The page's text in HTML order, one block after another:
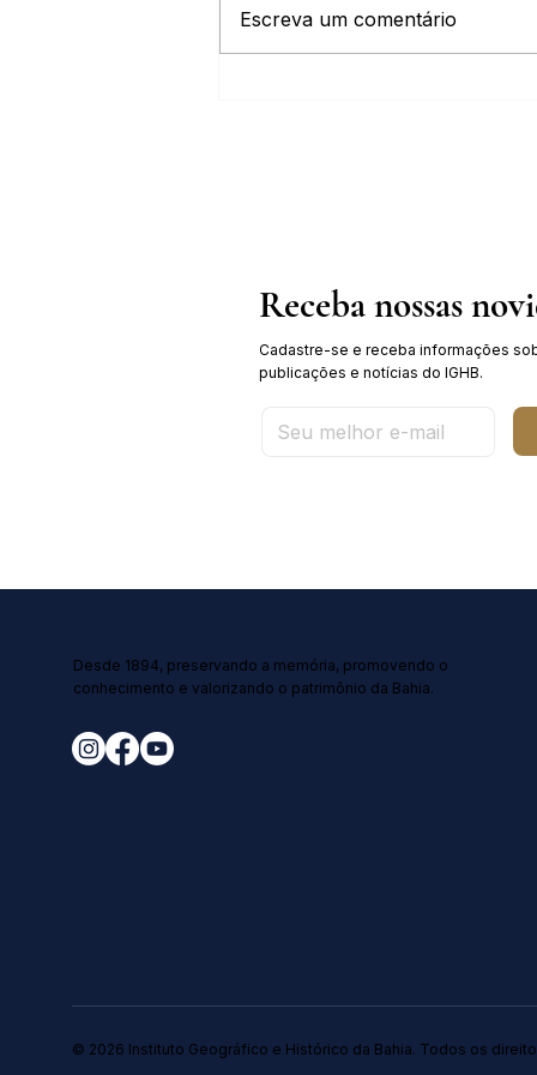
Escreva um comentário
Receba nossas
Cadastre-se e receba informações
publicações e notícias do IGHB.
Desde 1894, preservando a memória, promovendo o
conhecimento e valorizando o patrimônio da Bahia.
© 2026 Instituto Geográfico e Histórico da Bahia. Todos os